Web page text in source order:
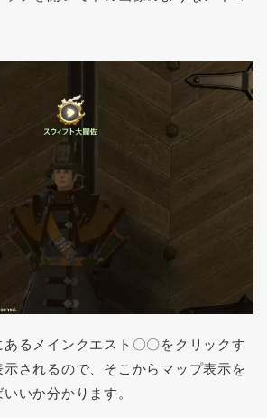
あるメインクエスト〇〇をクリックす
されるので、そこからマップ表示を
いか分かります。